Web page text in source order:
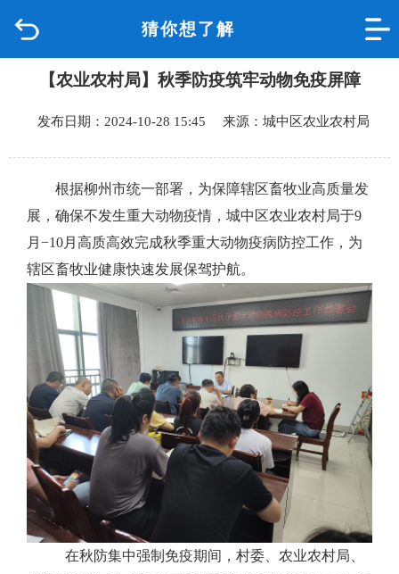
猜你想了解
品质城中
新闻中心
政府信息公开
互动回应
数据专题
【农业农村局】秋季防疫筑牢动物免疫屏障
发布日期：2024-10-28 15:45 来源：城中区农业农村局
根据柳州市统一部署，为保障辖区畜牧业高质量发
展，确保不发生重大动物疫情，城中区农业农村局于9
月 −10月高质高效完成秋季重大动物疫病防控工作，为
辖区畜牧业健康快速发展保驾护航。
在秋防集中强制免疫期间，村委、农业农村局、